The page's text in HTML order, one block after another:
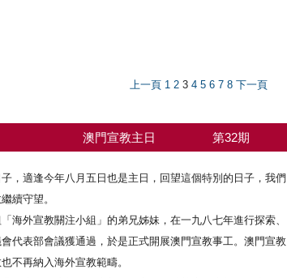
上一頁 1 2 3 4 5 6 7 8 下一頁
澳門宣教主日 第32期
，適逢今年八月五日也是主日，回望這個特別的日子，我們
續守望。
外宣教關注小組」的弟兄姊妹，在一九八七年進行探索、
代表部會議獲通過，於是正式開展澳門宣教事工。澳門宣教
不再納入海外宣教範疇。